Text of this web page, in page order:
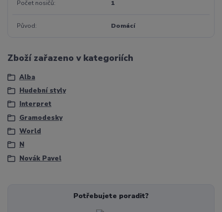
Počet nosičů 1
Původ Domácí
Zboží zařazeno v kategoriích
Alba
Hudební styly
Interpret
Gramodesky
World
N
Novák Pavel
Potřebujete poradit?